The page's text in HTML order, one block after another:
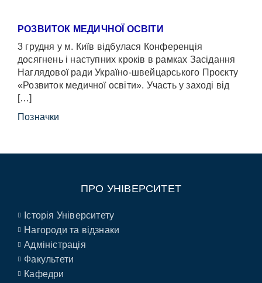
РОЗВИТОК МЕДИЧНОЇ ОСВІТИ
3 грудня у м. Київ відбулася Конференція
досягнень і наступних кроків в рамках Засідання
Наглядової ради Україно-швейцарського Проєкту
«Розвиток медичної освіти». Участь у заході від
[…]
Позначки
ПРО УНІВЕРСИТЕТ
Історія Університету
Нагороди та відзнаки
Адміністрація
Факультети
Кафедри